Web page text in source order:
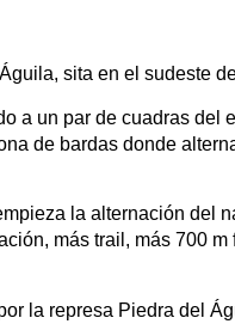
sita en el sudeste
a un par de cuadras del
de bardas donde
la alternación del
más trail, más 700
la represa Piedra del